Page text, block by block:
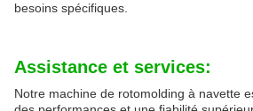
besoins spécifiques.
Assistance et services:
Notre machine de rotomolding à navette